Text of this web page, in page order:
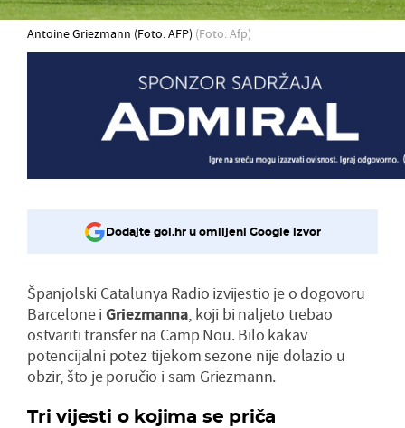
Antoine Griezmann (Foto: AFP) (Foto: Afp)
Dodajte gol.hr u omiljeni Google izvor
Španjolski Catalunya Radio izvijestio je o dogovoru
Barcelone i Griezmanna, koji bi naljeto trebao
ostvariti transfer na Camp Nou. Bilo kakav
potencijalni potez tijekom sezone nije dolazio u
obzir, što je poručio i sam Griezmann.
Tri vijesti o kojima se priča